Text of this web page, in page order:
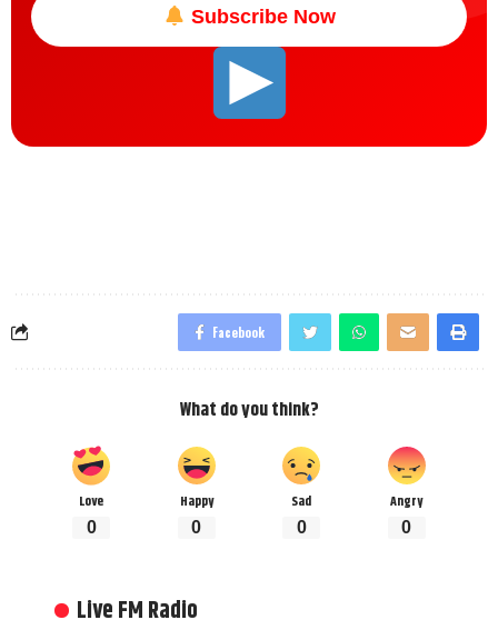
Subscribe Now
Facebook
What do you think?
Love
0
Happy
0
Sad
0
Angry
0
Live FM Radio